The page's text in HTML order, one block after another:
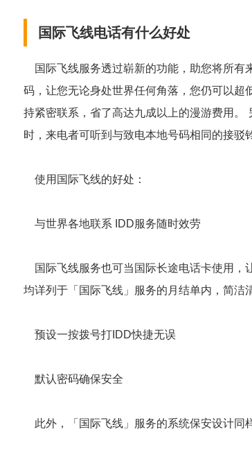
国际飞线电话有什么好处
国际飞线服务透过崭新的功能，助您将所有
码，让您无论身处世界任何角落，您仍可以超
持紧密联系，省了高达九成以上的漫游费用。
时，来电者可听到与致电本地号码相同的接驳
使用国际飞线的好处：
与世界各地联系 IDD服务随时效劳
国际飞线服务也可当国际长途电话卡使用，
均详列于「国际飞线」服务的月结单内，简洁
预设一按拨号打IDD快捷无误
默认密码确保安全
此外，「国际飞线」服务的系统保安设计同